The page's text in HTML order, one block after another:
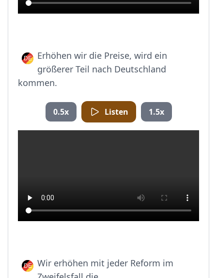
Erhöhen wir die Preise, wird ein
größerer Teil nach Deutschland
kommen.
0.5x Listen 1.5x
Wir erhöhen mit jeder Reform im